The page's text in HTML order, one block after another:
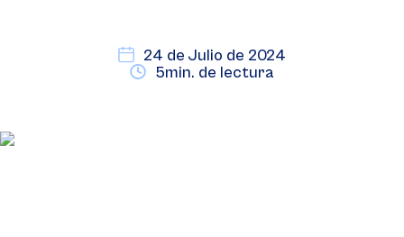
24 de Julio de 2024
5min. de lectura